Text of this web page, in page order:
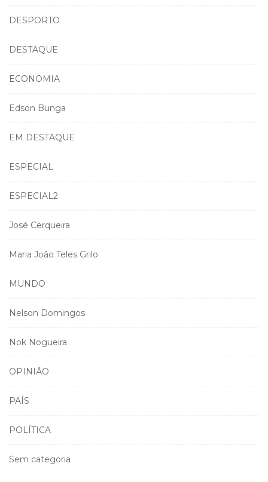
DESPORTO
DESTAQUE
ECONOMIA
Edson Bunga
EM DESTAQUE
ESPECIAL
ESPECIAL2
José Cerqueira
Maria João Teles Grilo
MUNDO
Nelson Domingos
Nok Nogueira
OPINIÃO
PAÍS
POLÍTICA
Sem categoria